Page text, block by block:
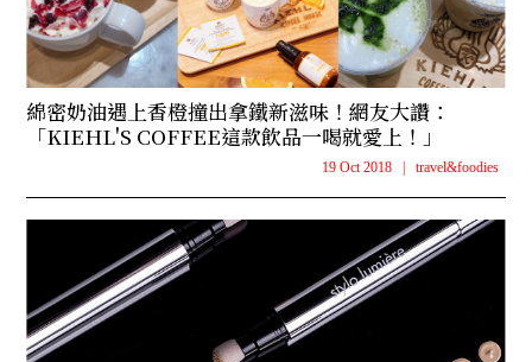
綿密奶油遇上香橙撞出拿鐵新滋味！網友大讚：
「KIEHL'S COFFEE這款飲品一喝就愛上！」
19 Oct 2018 travel&foodies